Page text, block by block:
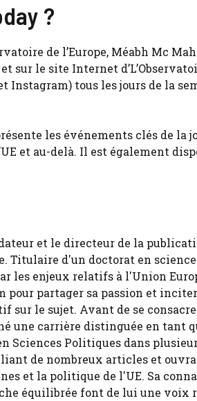
?
de l’Europe, Méabh Mc
sur le site Internet
Instagram) tous les jours de la
les événements clés de la
et au-delà. Il est également
et le directeur de la
Titulaire d'un doctorat en
les enjeux relatifs à l'Union
pour partager sa passion et
sur le sujet. Avant de se
une carrière distinguée en tant
Sciences Politiques dans
de nombreux articles et
et la politique de l'UE. Sa
équilibrée font de lui une voix